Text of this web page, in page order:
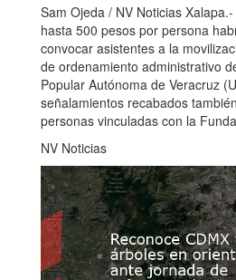
Sam Ojeda / NV Noticias
hasta 500 pesos por persona
convocar asistentes a la
de ordenamiento administrativo
Popular Autónoma de Veracruz
señalamientos recabados
personas vinculadas con la
NV Noticias